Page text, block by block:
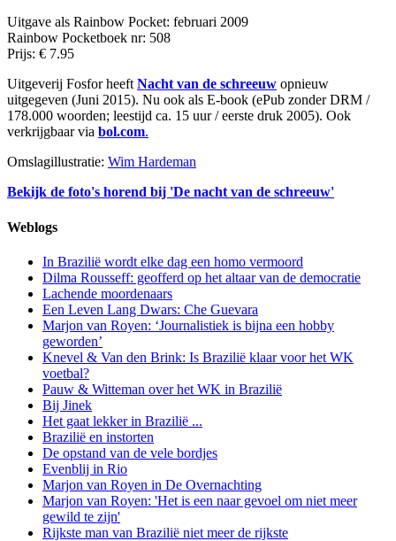
Uitgave als Rainbow Pocket: februari 2009
Rainbow Pocketboek nr: 508
Prijs: € 7.95
Uitgeverij Fosfor heeft Nacht van de schreeuw opnieuw
uitgegeven (Juni 2015). Nu ook als E-book (ePub zonder DRM /
178.000 woorden; leestijd ca. 15 uur / eerste druk 2005). Ook
verkrijgbaar via bol.com.
Omslagillustratie: Wim Hardeman
Bekijk de foto's horend bij 'De nacht van de schreeuw'
Weblogs
In Brazilië wordt elke dag een homo vermoord
Dilma Rousseff: geofferd op het altaar van de democratie
Lachende moordenaars
Een Leven Lang Dwars: Che Guevara
Marjon van Royen: ‘Journalistiek is bijna een hobby
geworden’
Knevel & Van den Brink: Is Brazilië klaar voor het WK
voetbal?
Pauw & Witteman over het WK in Brazilië
Bij Jinek
Het gaat lekker in Brazilië ...
Brazilië en instorten
De opstand van de vele bordjes
Evenblij in Rio
Marjon van Royen in De Overnachting
Marjon van Royen: 'Het is een naar gevoel om niet meer
gewild te zijn'
Rijkste man van Brazilië niet meer de rijkste